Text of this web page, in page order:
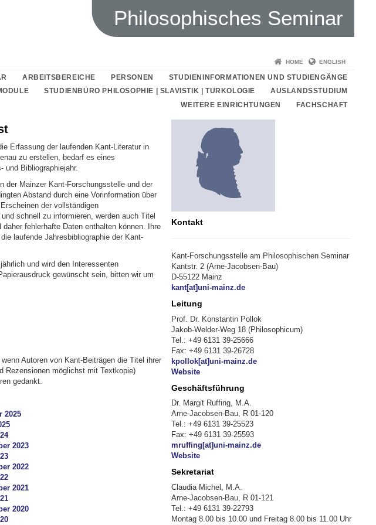
Philosophisches Seminar
HOME ENGLISH
ARBEITSBEREICHE PERSONEN
STUDIENINFORMATIONEN UND STUDIENGÄNGE
STUDIENBÜRO PHILOSOPHIE | SLAVISTIK | TURKOLOGIE
AUSLANDSSTUDIUM
WEITERE EINRICHTUNGEN
FACHSCHAFT
Erfassung der laufenden Kant-Literatur in
zu erstellen, bedarf es eines
und Bibliographiejahr.
der Mainzer Kant-Forschungsstelle und der
Abstand durch eine Vorinformation über
der vollständigen
schnell zu informieren, werden auch Titel
fehlerhafte Daten enthalten können. Ihre
laufende Jahresbibliographie der Kant-
und wird den Interessenten
gewünscht sein, bitten wir um
Autoren von Kant-Beiträgen die Titel ihrer
Rezensionen möglichst mit Textkopie)
gedankt.
2025
2023
2022
2021
2020
Kontakt
Kant-Forschungsstelle am Philosophischen Seminar
Kantstr. 2 (Arne-Jacobsen-Bau)
D-55122 Mainz
kant[at]uni-mainz.de
Leitung
Prof. Dr. Konstantin Pollok
Jakob-Welder-Weg 18 (Philosophicum)
Tel.: +49 6131 39-25666
Fax: +49 6131 39-26728
kpollok[at]uni-mainz.de
Website
Geschäftsführung
Dr. Margit Ruffing, M.A.
Arne-Jacobsen-Bau, R 01-120
Tel.: +49 6131 39-25523
Fax: +49 6131 39-25593
mruffing[at]uni-mainz.de
Website
Sekretariat
Claudia Michel, M.A.
Arne-Jacobsen-Bau, R 01-121
Tel.: +49 6131 39-22793
Montag 8.00 bis 10.00 und Freitag 8.00 bis 11.00 Uhr